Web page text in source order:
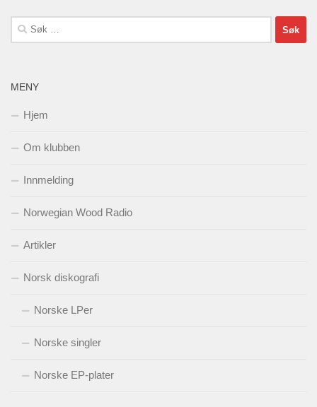
Søk
etter:
MENY
Hjem
Om klubben
Innmelding
Norwegian Wood Radio
Artikler
Norsk diskografi
Norske LPer
Norske singler
Norske EP-plater